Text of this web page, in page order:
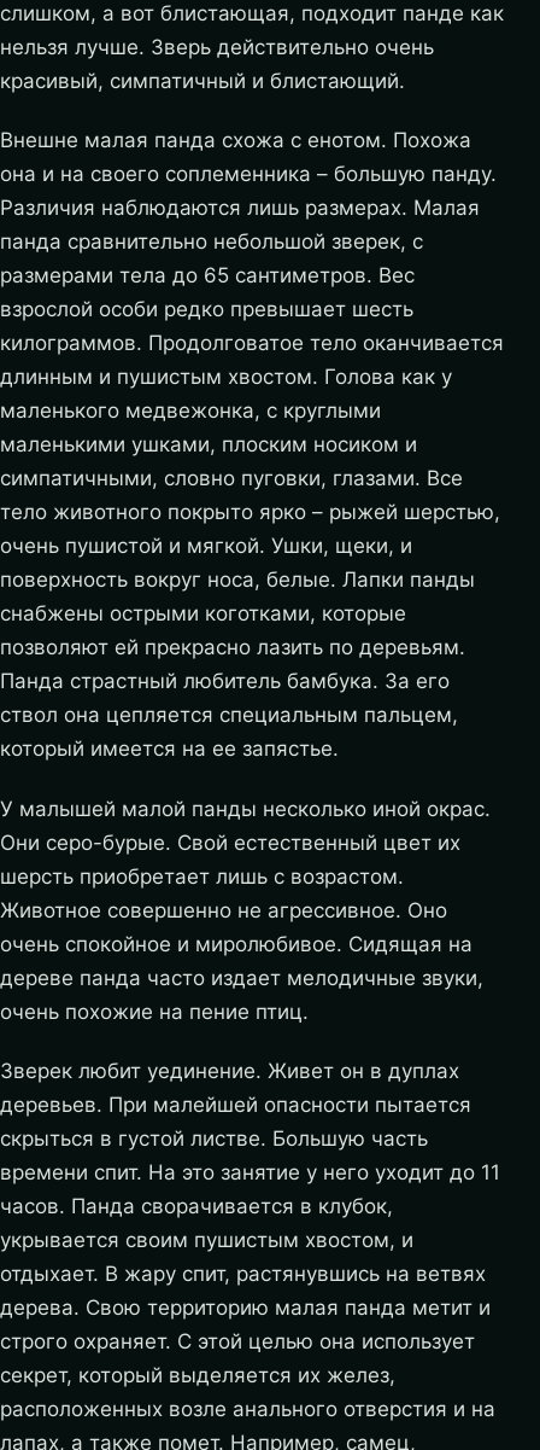
слишком, а вот блистающая, подходит панде как
нельзя лучше. Зверь действительно очень
красивый, симпатичный и блистающий.
Внешне малая панда схожа с енотом. Похожа
она и на своего соплеменника – большую панду.
Различия наблюдаются лишь размерах. Малая
панда сравнительно небольшой зверек, с
размерами тела до 65 сантиметров. Вес
взрослой особи редко превышает шесть
килограммов. Продолговатое тело оканчивается
длинным и пушистым хвостом. Голова как у
маленького медвежонка, с круглыми
маленькими ушками, плоским носиком и
симпатичными, словно пуговки, глазами. Все
тело животного покрыто ярко – рыжей шерстью,
очень пушистой и мягкой. Ушки, щеки, и
поверхность вокруг носа, белые. Лапки панды
снабжены острыми коготками, которые
позволяют ей прекрасно лазить по деревьям.
Панда страстный любитель бамбука. За его
ствол она цепляется специальным пальцем,
который имеется на ее запястье.
У малышей малой панды несколько иной окрас.
Они серо-бурые. Свой естественный цвет их
шерсть приобретает лишь с возрастом.
Животное совершенно не агрессивное. Оно
очень спокойное и миролюбивое. Сидящая на
дереве панда часто издает мелодичные звуки,
очень похожие на пение птиц.
Зверек любит уединение. Живет он в дуплах
деревьев. При малейшей опасности пытается
скрыться в густой листве. Большую часть
времени спит. На это занятие у него уходит до 11
часов. Панда сворачивается в клубок,
укрывается своим пушистым хвостом, и
отдыхает. В жару спит, растянувшись на ветвях
дерева. Свою территорию малая панда метит и
строго охраняет. С этой целью она использует
секрет, который выделяется их желез,
расположенных возле анального отверстия и на
лапах, а также помет. Например, самец,